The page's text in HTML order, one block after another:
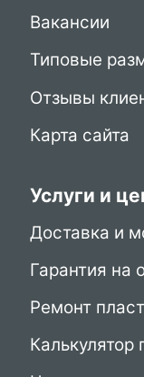
Вакансии
Типовые
Отзывы
Карта сайта
Услуги и
Доставка и
Гарантия на
Ремонт
Калькулятор